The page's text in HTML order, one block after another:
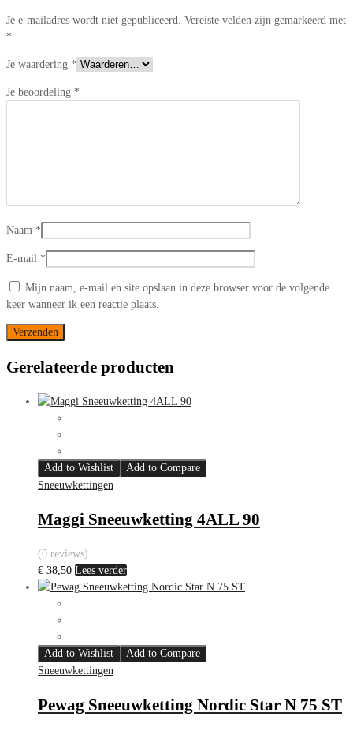
Je e-mailadres wordt niet gepubliceerd. Vereiste velden zijn gemarkeerd met
*
Je waardering *
Je beoordeling *
Naam *
E-mail *
Mijn naam, e-mail en site opslaan in deze browser voor de volgende
keer wanneer ik een reactie plaats.
Gerelateerde producten
Add to Wishlist
Add to Compare
Sneeuwkettingen
Maggi Sneeuwketting 4ALL 90
(0 reviews)
€ 38,50 Lees verder
Add to Wishlist
Add to Compare
Sneeuwkettingen
Pewag Sneeuwketting Nordic Star N 75 ST